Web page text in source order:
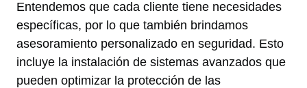
Entendemos que cada cliente tiene necesidades
específicas, por lo que también brindamos
asesoramiento personalizado en seguridad. Esto
incluye la instalación de sistemas avanzados que
pueden optimizar la protección de las